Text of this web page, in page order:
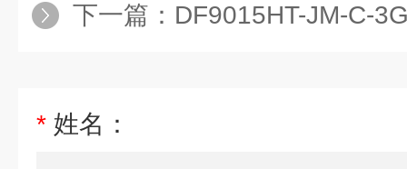
下一篇： DF9015HT-JM-C-
* 姓名：